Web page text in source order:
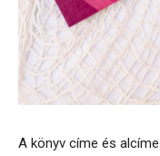
A könyv címe és